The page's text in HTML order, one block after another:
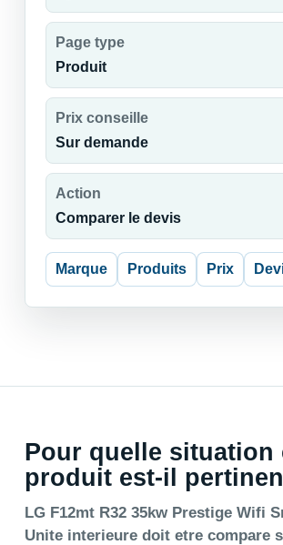
Page type
Produit
Prix conseille
Sur demande
Action
Comparer le devis
Marque Produits Prix
Pour quelle situation
produit est-il
LG F12mt R32 35kw Prestige Wifi
Unite interieure doit etre compare